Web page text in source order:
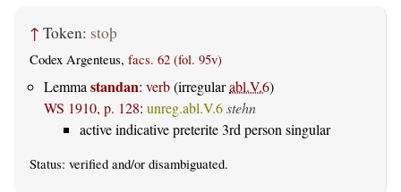
↑ Token: stoþ
Codex Argenteus, facs. 62 (fol. 95v)
Lemma standan: verb(irregularabl.V.6)
WS 1910, p. 128: unreg.abl.V.6stehn
active indicative preterite 3rd person singular
Status: verified and/or disambiguated.